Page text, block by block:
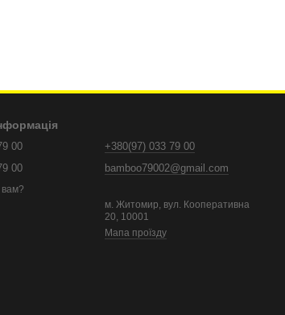
00
00
+380(97) 033 79 00
bamboo79002@gmail.com
м. Житомир, вул. Кооперативна
20, 10001
Мапа проїзду